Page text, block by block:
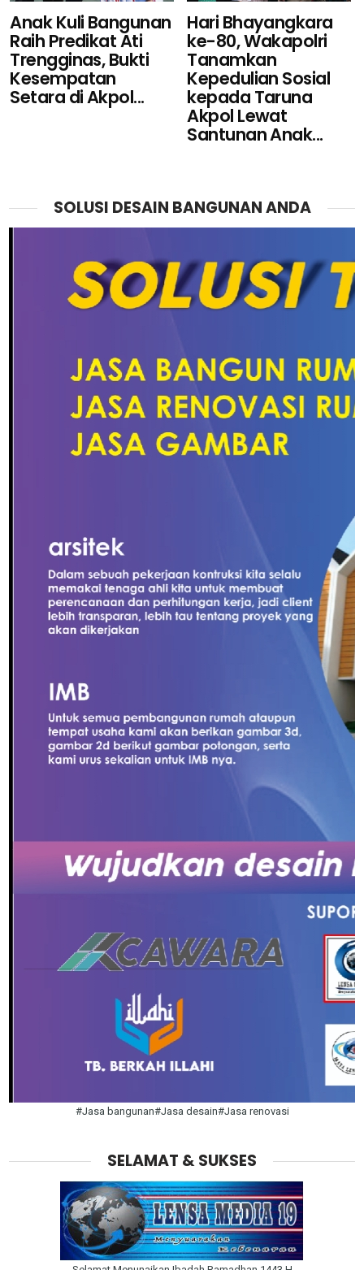
Anak Kuli Bangunan
Raih Predikat Ati
Trengginas, Bukti
Kesempatan
Setara di Akpol...
Hari Bhayangkara
ke-80, Wakapolri
Tanamkan
Kepedulian Sosial
kepada Taruna
Akpol Lewat
Santunan Anak...
SOLUSI DESAIN BANGUNAN ANDA
#Jasa bangunan#Jasa desain#Jasa renovasi
SELAMAT & SUKSES